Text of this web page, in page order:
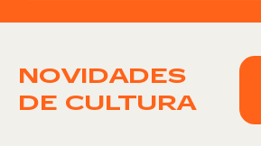
NOVIDADES
DE CULTURA